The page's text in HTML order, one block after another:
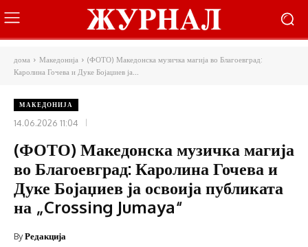
дома Македонија
(ФОТО) Македонска музичка магија во Благоевград:
Каролина Гочева и Дуке Бојаџиев ја...
МАКЕДОНИЈА
14.06.2026 11:04
(ФОТО) Македонска музичка магија
во Благоевград: Каролина Гочева и
Дуке Бојаџиев ја освоија публиката
на „Crossing Jumaya“
ByРедакција